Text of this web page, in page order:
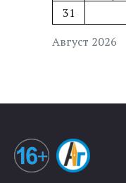
Август 2026
31